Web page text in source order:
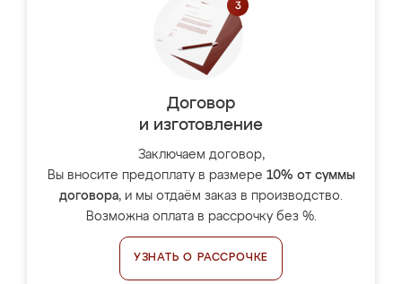
Договор
и изготовление
Заключаем договор,
Вы вносите предоплату в размере 10% от суммы
договора, и мы отдаём заказ в производство.
Возможна оплата в рассрочку без %.
УЗНАТЬ О РАССРОЧКЕ